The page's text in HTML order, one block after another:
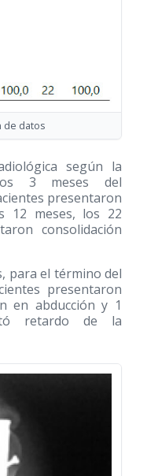
de datos
según la
3 meses del
presentaron
12 meses, los 22
consolidación
para el término del
presentaron
en abducción y 1
retardo de la